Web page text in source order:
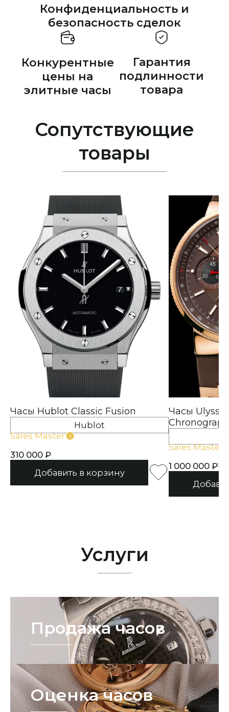
Конфиденциальность и
безопасность сделок
Конкурентные
цены на
элитные часы
Гарантия
подлинности
товара
Сопутствующие
товары
Часы Hublot Classic Fusion
Hublot
Sales Master
310 000
Часы Ulysse
Chronograph
Sales Master
1 000 000
1
Услуги
Продажа часов
Оценка часов